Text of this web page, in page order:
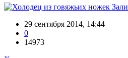
29 сентября 2014, 14:44
0
14973